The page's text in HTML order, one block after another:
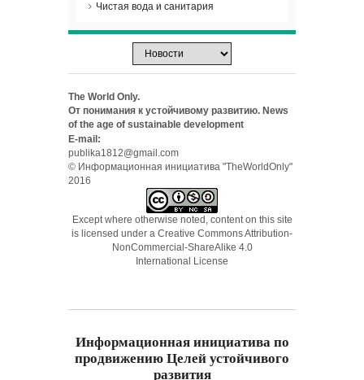
Чистая вода и санитария
The World Only.
От понимания к устойчивому развитию. News
of the age of sustainable development
E-mail:
publika1812@gmail.com
© Информационная инициатива "TheWorldOnly"
2016
Except where otherwise noted, content on this site
is licensed under a Creative Commons Attribution-
NonCommercial-ShareAlike 4.0
International License
Информационная инициатива по
продвижению Целей устойчивого
развития